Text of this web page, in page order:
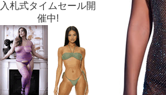
入札式タイムセール開
催中!